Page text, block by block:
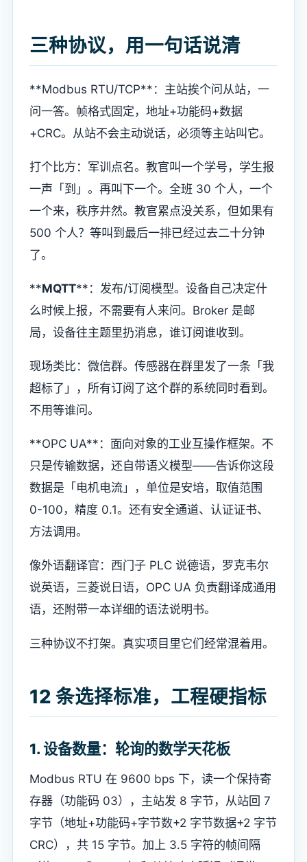
三种协议，用一句话说清
**Modbus RTU/TCP**：主站挨个问从站，一
问一答。帧格式固定，地址+功能码+数据
+CRC。从站不会主动说话，必须等主站叫它。
打个比方：军训点名。教官叫一个学号，学生报
一声「到」。再叫下一个。全班 30 个人，一个
一个来，秩序井然。教官累点没关系，但如果有
500 个人？等叫到最后一排已经过去二十分钟
了。
**MQTT**：发布/订阅模型。设备自己决定什
么时候上报，不需要有人来问。Broker 是邮
局，设备往主题里扔消息，谁订阅谁收到。
现场类比：微信群。传感器在群里发了一条「我
超标了」，所有订阅了这个群的系统同时看到。
不用等谁问。
**OPC UA**：面向对象的工业互操作框架。不
只是传输数据，还自带语义模型——告诉你这段
数据是「电机电流」，单位是安培，取值范围
0-100，精度 0.1。还有安全通道、认证证书、
方法调用。
像外语翻译官：西门子 PLC 说德语，罗克韦尔
说英语，三菱说日语，OPC UA 负责翻译成通用
语，还附带一本详细的语法说明书。
三种协议不打架。真实项目里它们经常混着用。
12 条选择标准，工程硬指标
1. 设备数量：轮询的数学天花板
Modbus RTU 在 9600 bps 下，读一个保持寄
存器（功能码 03），主站发 8 字节，从站回 7
字节（地址+功能码+字节数+2 字节数据+2 字节
CRC），共 15 字节。加上 3.5 字符的帧间隔